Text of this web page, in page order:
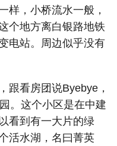
样，小桥流水一般，
个地方离白银路地铁
电站。周边似乎没有
跟看房团说Byebye，
。这个小区是在中建
看到有一大片的绿
活水湖，名曰菁英